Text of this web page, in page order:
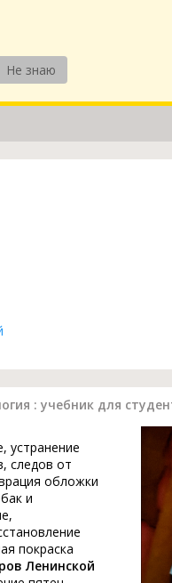
Не знаю
: учебник для
устранение
следов от
обложки
и
покраска
Ленинской